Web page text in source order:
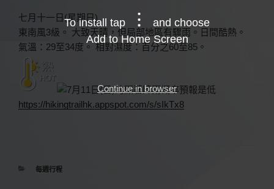
七月十一日(星期日)
東南風3級。 大致天晴，但局部地區有驟雨。日間酷熱。
氣溫：29至34度。 相對濕度：百分之60至85。
https://hikingtrailhk.appspot.com/s/sIkTx8
分
每週行程
To install tap
and choose
Add to Home Screen
Continue in browser